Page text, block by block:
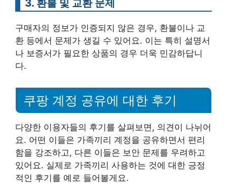
3. 환불 및 교환 문제
구매자의 정보가 인증되지 않은 경우, 환불이나 교
환 등에서 문제가 생길 수 있어요. 이는 특히 설명서
나 보증서가 필요한 상품의 경우 더욱 민감하답니
다.
쿠팡 계정 공유에 대한 후기
다양한 이용자들의 후기를 살펴보면, 의견이 나뉘어
요. 어떤 이들은 가족끼리 계정을 공유하면서 편리
함을 강조하고, 다른 이들은 보안 문제를 우려하고
있어요. 실제로 가족끼리 사용하는 것에 대한 긍정
적인 후기를 예로 들어볼게요.